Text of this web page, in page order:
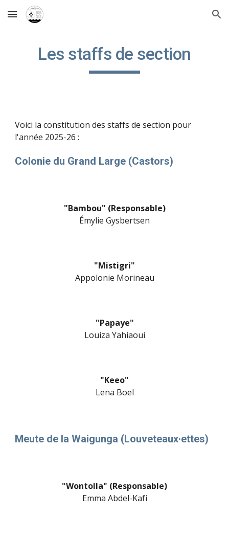
Skip to main content Skip to navigation
Les staffs de section
Voici la constitution des staffs de section pour
l'année 2025-26 :
Colonie du Grand Large (Castors)
"Bambou" (Responsable)
Émylie Gysbertsen
"Mistigri"
Appolonie Morineau
"Papaye"
Louiza Yahiaoui
"Keeo"
Lena Boel
Meute de laWaigunga (Louveteaux·ettes)
"Wontolla" (Responsable)
Emma Abdel-Kafi